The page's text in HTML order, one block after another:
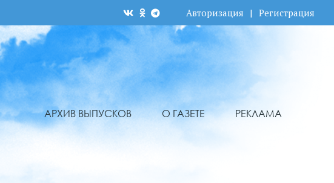
Авторизация | Регистрация
АРХИВ ВЫПУСКОВ О ГАЗЕТЕ РЕКЛАМА